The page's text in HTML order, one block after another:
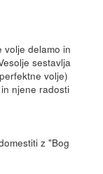
volje delamo in
sestavlja
volje)
njene radosti
z "Bog